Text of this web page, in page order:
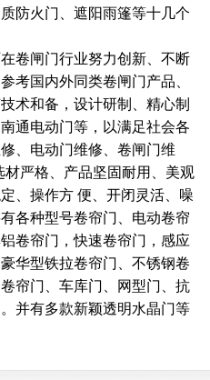
防火门、遮阳雨篷等十几个
闸门行业努力创新、不断
考国内外同类卷闸门产品、
术和备，设计研制、精心制
通电动门等，以满足社会各
、电动门维修、卷闸门维
严格、产品坚固耐用、美观
、操作方 便、开闭灵活、噪
各种型号卷帘门、电动卷帘
卷帘门，快速卷帘门，感应
华型铁拉卷帘门、不锈钢卷
帘门、车库门、网型门、抗
并有多款新颖透明水晶门等